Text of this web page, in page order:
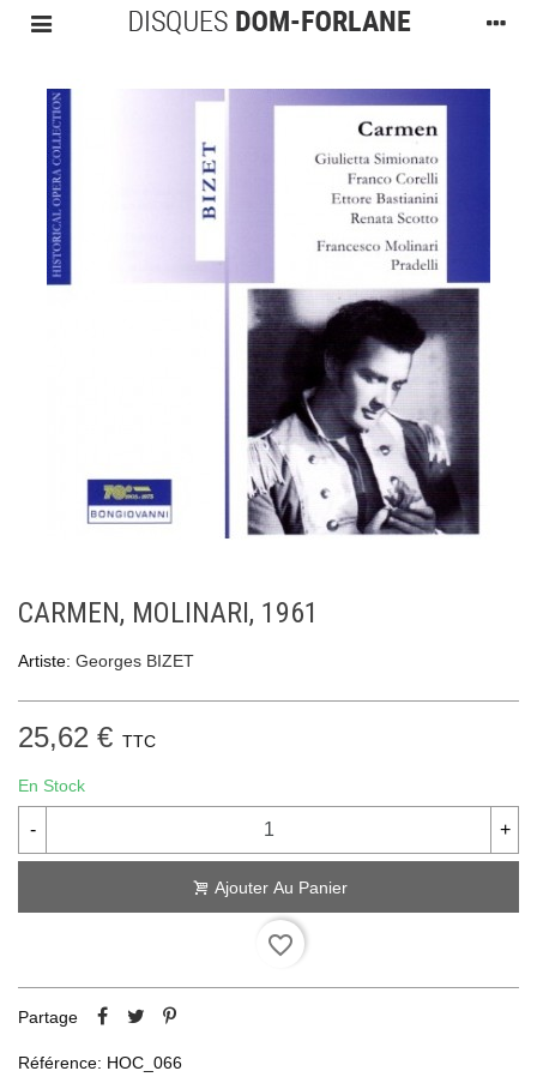
CARMEN, MOLINARI, 1961
Artiste: Georges BIZET
25,62 € TTC
En Stock
- +
Ajouter Au Panier
favorite_border
Partage
Référence: HOC_066